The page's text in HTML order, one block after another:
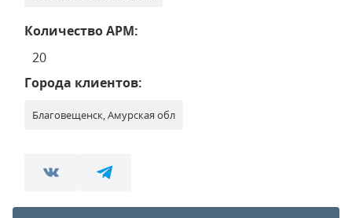
Количество АРМ:
20
Города клиентов:
Благовещенск, Амурская обл